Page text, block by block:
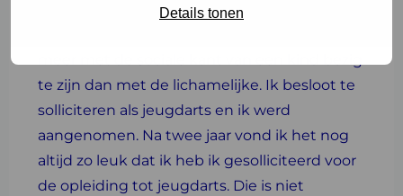
Details tonen
niet, totdat ik er tijdens mijn co-schappen
te zijn dan met de lichamelijke. Ik besloot te
solliciteren als jeugdarts en ik werd
aangenomen. Na twee jaar vond ik het nog
altijd zo leuk dat ik heb ik gesolliciteerd voor
de opleiding tot jeugdarts. Die is niet